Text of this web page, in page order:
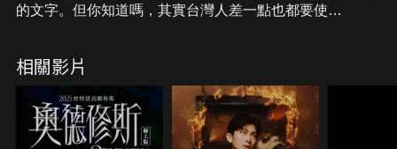
的文字。但你知道嗎，其實台灣人差一點也都要使用
今天就讓我們來一起來聊聊「簡體字」吧！
相關影片